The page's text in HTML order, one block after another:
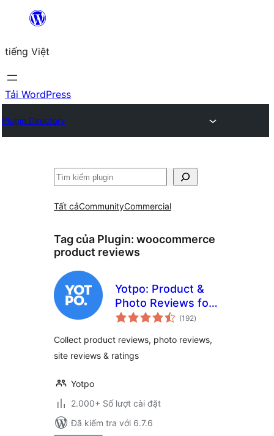
Chuyển
phần
nội
dung
tiếng Việt
Tải WordPress
Plugin Directory
Tìm
Tất cảCommunityCommercial
Tag của Plugin: woocommerce
product reviews
Yotpo: Product &
Photo Reviews for
WooCommerce
(192tổng
đánh
)
Collect product reviews, photo reviews,
site reviews & ratings
Yotpo
2.000+ Số lượt cài đặt
Đã kiểm tra với 6.7.6